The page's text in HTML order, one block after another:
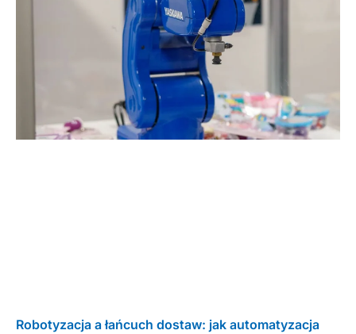
Robotyzacja a łańcuch dostaw: jak automatyzacja